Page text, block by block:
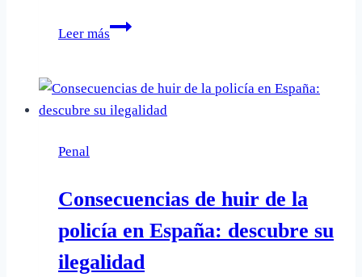
Leer más
Robo
¿Cuáles
son
Penal
Consecuencias de huir de la
policía en España: descubre su
ilegalidad